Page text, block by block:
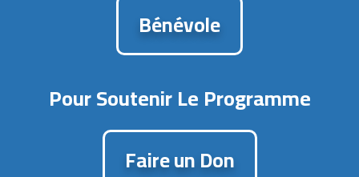
Bénévole
Pour Soutenir Le Programme​
Faire un Don